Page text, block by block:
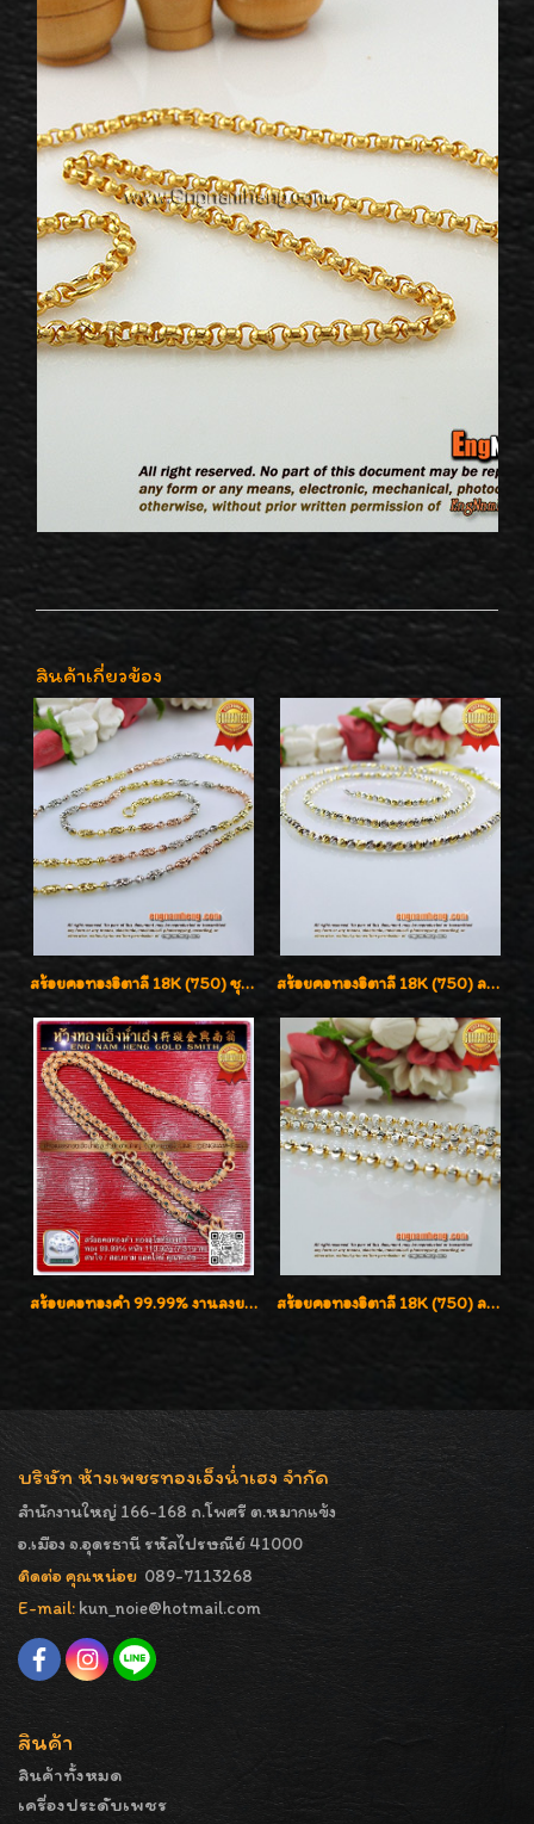
สินค้าเกี่ยวข้อง
สร้อยคอทองอิตาลี 18K (750) ชุบ 3 สี แกะลายสวยรุ่นใหม่ ลายละเอียดเงาวิบวับค่ะ สร้อยคอทองอิตาลี 18K (750) ลายสวยตัดเหลี่ยมคมชัด ใส่สวยน่ารักค่ะ
สร้อยคอทองคำ 99.99% งานลงยาสุโขทัยแท้ งานช่างทองโบราณ หรูหรา น่าสะสมค่ะ สร้อยคอทองอิตาลี 18K (750) ลายยินตันแกะมูนคัดสวย ลายนี้เงามากๆค่ะ ใส่ทนแข็งแรง
บริษัท ห้างเพชรทองเอ็งน่ำเฮง จำกัด
สำนักงานใหญ่ 166-168 ถ.โพศรี ต.หมากแข้ง
อ.เมือง จ.อุดรธานี รหัสไปรษณีย์ 41000
ติดต่อ คุณหน่อย 089-7113268
E-mail: kun_noie@hotmail.com
สินค้า
สินค้าทั้งหมด
เครื่องประดับเพชร